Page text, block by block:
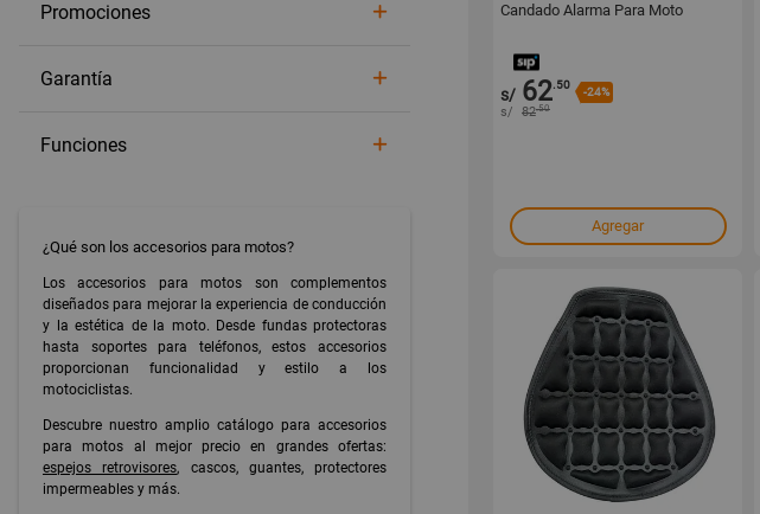
Promociones
Garantía
Funciones
¿Qué son los accesorios para motos?
Los accesorios para motos son complementos
diseñados para mejorar la experiencia de conducción
y la estética de la moto. Desde fundas protectoras
hasta soportes para teléfonos, estos accesorios
proporcionan funcionalidad y estilo a los
motociclistas.
Descubre nuestro amplio catálogo para accesorios
para motos al mejor precio en grandes ofertas:
espejos retrovisores, cascos, guantes, protectores
impermeables y más.
Candado Alarma Para Moto
s/ 62.50
-24%
s/ 82.50
Agregar